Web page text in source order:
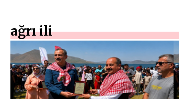
ağrı ili